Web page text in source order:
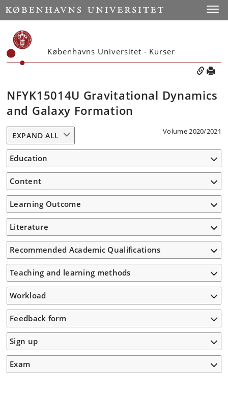
Københavns Universitet - Kurser
NFYK15014U Gravitational Dynamics
and Galaxy Formation
Volume 2020/2021
EXPAND ALL
Education
Content
Learning Outcome
Literature
Recommended Academic Qualifications
Teaching and learning methods
Workload
Feedback form
Sign up
Exam